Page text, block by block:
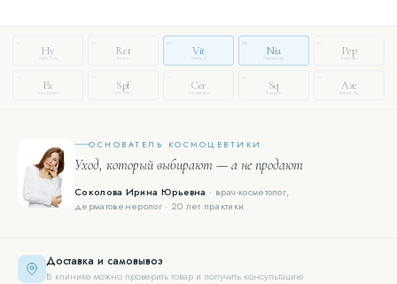
14
Hy
Hyaluronic
Ret
Retinol
27
Vit
Vitamin C
08
Nia
Niacinamide
Pep
Peptides
Ex
Exosomes
Spf
SPF Filter
Cer
Ceramides
46
Sq
Squalane
Aze
Azelaic Ac.
ОСНОВАТЕЛЬ КОСМОЦЕВТИКИ
Уход, который выбирают — а не продают
Соколова Ирина Юрьевна · врач-косметолог,
дерматовенеролог · 20 лет практики
Доставка и самовывоз
В клинике можно проверить товар и получить консультацию